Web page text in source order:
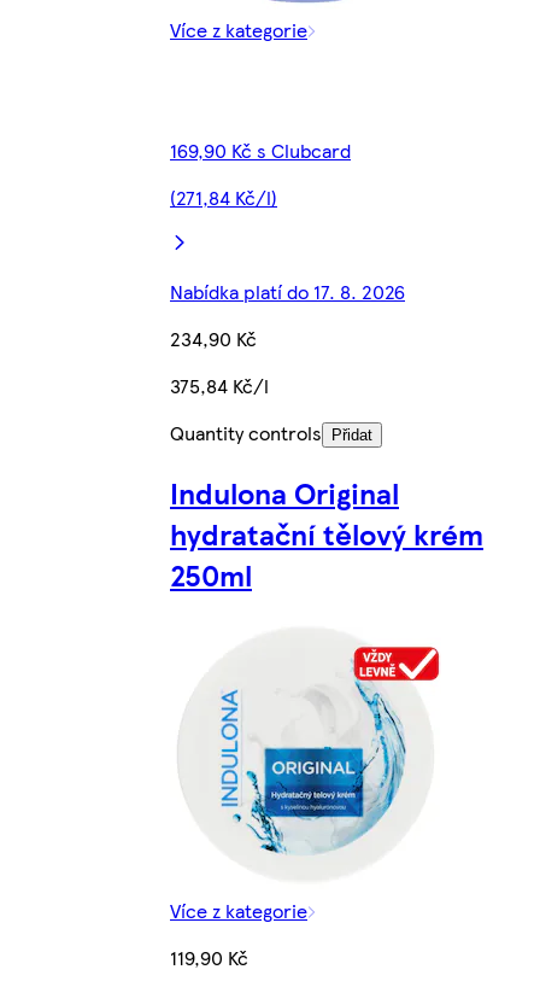
Více z kategorie
169,90 Kč s Clubcard
(271,84 Kč/l)
Nabídka platí do 17. 8. 2026
234,90 Kč
375,84 Kč/l
Quantity controls
Přidat
Indulona Original
hydratační tělový krém
250ml
Více z kategorie
119,90 Kč